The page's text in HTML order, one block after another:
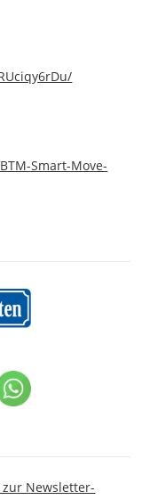
Smart-Move-
zur Newsletter-